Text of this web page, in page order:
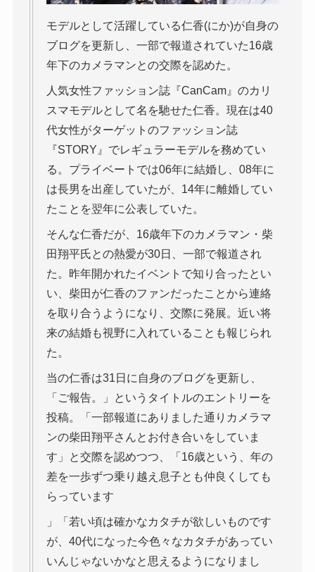
モデルとして活躍している仁香(にか)が自身の
ブログを更新し、一部で報道されていた16歳
年下のカメラマンとの交際を認めた。
人気女性ファッション誌『CanCam』のカリ
スマモデルとして名を馳せた仁香。現在は40
代女性がターゲットのファッション誌
『STORY』でレギュラーモデルを務めてい
る。プライベートでは06年に結婚し、08年に
は長男を出産していたが、14年に離婚してい
たことを翌年に公表していた。
そんな仁香だが、16歳年下のカメラマン・柴
田翔平氏との熱愛が30日、一部で報道され
た。昨年開かれたイベントで知り合ったとい
い、柴田が仁香のファンだったことから連絡
を取り合うようになり、交際に発展。近い将
来の結婚も視野に入れていることも報じられ
た。
当の仁香は31日に自身のブログを更新し、
「ご報告。」というタイトルのエントリーを
投稿。「一部報道にありました通りカメラマ
ンの柴田翔平さんとお付き合いをしていま
す」と交際を認めつつ、「16歳という、年の
差を一歩ずつ乗り越え息子とも仲良くしても
らっています
」「若い頃は確かなカタチが欲しいものです
が、40代になった今色々なカタチがあってい
いんじゃないかなと思えるようになりまし